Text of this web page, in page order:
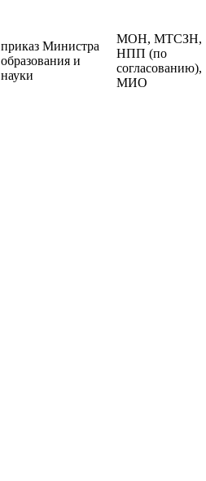
приказ Министра
образования и
науки
МОН, МТСЗН,
НПП (по
согласованию),
МИО